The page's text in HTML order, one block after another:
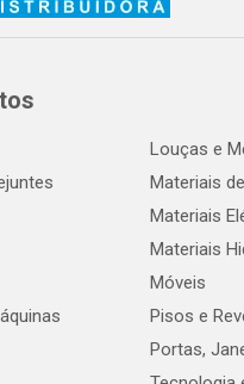
Louças e
Materiais
Materiais
Materiais
Móveis
Pisos e
Portas,